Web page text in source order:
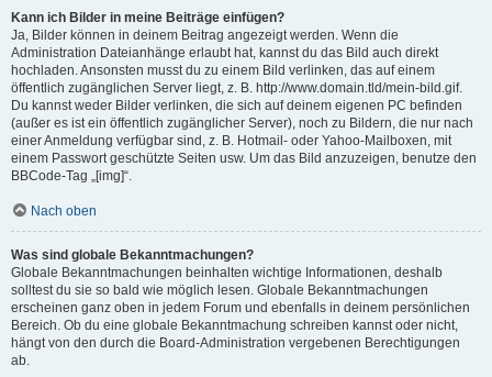
Kann ich Bilder in meine Beiträge einfügen?
Ja, Bilder können in deinem Beitrag angezeigt werden. Wenn die
Administration Dateianhänge erlaubt hat, kannst du das Bild auch direkt
hochladen. Ansonsten musst du zu einem Bild verlinken, das auf einem
öffentlich zugänglichen Server liegt, z. B. http://www.domain.tld/mein-bild.gif.
Du kannst weder Bilder verlinken, die sich auf deinem eigenen PC befinden
(außer es ist ein öffentlich zugänglicher Server), noch zu Bildern, die nur nach
einer Anmeldung verfügbar sind, z. B. Hotmail- oder Yahoo-Mailboxen, mit
einem Passwort geschützte Seiten usw. Um das Bild anzuzeigen, benutze den
BBCode-Tag „[img]“.
Nach oben
Was sind globale Bekanntmachungen?
Globale Bekanntmachungen beinhalten wichtige Informationen, deshalb
solltest du sie so bald wie möglich lesen. Globale Bekanntmachungen
erscheinen ganz oben in jedem Forum und ebenfalls in deinem persönlichen
Bereich. Ob du eine globale Bekanntmachung schreiben kannst oder nicht,
hängt von den durch die Board-Administration vergebenen Berechtigungen
ab.